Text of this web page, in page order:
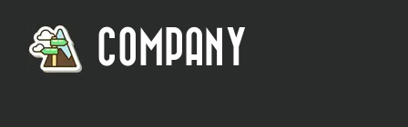
COMPANY